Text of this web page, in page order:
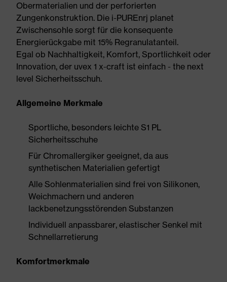
Obermaterialien und der perforierten
Zungenkonstruktion. Die i-PUREnrj planet
Zwischensohle sorgt für die konsequente
Energierückgabe mit 15% Regranulatanteil.
Egal ob Nachhaltigkeit, Komfort, Sportlichkeit oder
Innovation, der uvex 1 x-craft ist einfach - the next
level Sicherheitsschuh.
Allgemeine Merkmale
Sportliche, besonders leichte S1 PL
Sicherheitsschuhe
Für Chromallergiker geeignet, da aus
synthetischen Materialien gefertigt
Alle Sohlenmaterialien sind frei von Silikonen,
Weichmachern und anderen
lackbenetzungsstörenden Substanzen
Individuell anpassbarer, elastischer Senkel mit
Schnellarretierung
Komfortmerkmale